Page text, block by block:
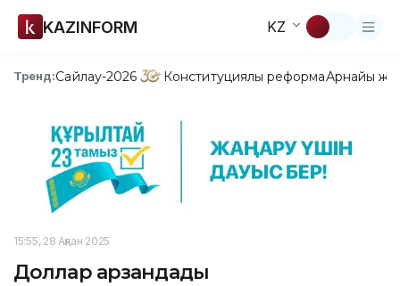
KAZINFORM KZ
Тренд:Сайлау-2026 Конституциялық реформаАрнайы
15:55, 28 Ақпан 2025
Доллар арзандады